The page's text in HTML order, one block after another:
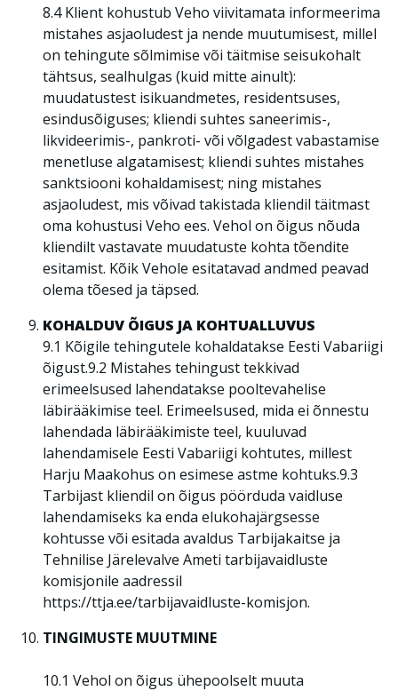
8.4 Klient kohustub Veho viivitamata informeerima
mistahes asjaoludest ja nende muutumisest, millel
on tehingute sõlmimise või täitmise seisukohalt
tähtsus, sealhulgas (kuid mitte ainult):
muudatustest isikuandmetes, residentsuses,
esindusõiguses; kliendi suhtes saneerimis-,
likvideerimis-, pankroti- või võlgadest vabastamise
menetluse algatamisest; kliendi suhtes mistahes
sanktsiooni kohaldamisest; ning mistahes
asjaoludest, mis võivad takistada kliendil täitmast
oma kohustusi Veho ees. Vehol on õigus nõuda
kliendilt vastavate muudatuste kohta tõendite
esitamist. Kõik Vehole esitatavad andmed peavad
olema tõesed ja täpsed.
KOHALDUV ÕIGUS JA KOHTUALLUVUS
9.1 Kõigile tehingutele kohaldatakse Eesti Vabariigi
õigust.9.2 Mistahes tehingust tekkivad
erimeelsused lahendatakse pooltevahelise
läbirääkimise teel. Erimeelsused, mida ei õnnestu
lahendada läbirääkimiste teel, kuuluvad
lahendamisele Eesti Vabariigi kohtutes, millest
Harju Maakohus on esimese astme kohtuks.9.3
Tarbijast kliendil on õigus pöörduda vaidluse
lahendamiseks ka enda elukohajärgsesse
kohtusse või esitada avaldus Tarbijakaitse ja
Tehnilise Järelevalve Ameti tarbijavaidluste
komisjonile aadressil
https://ttja.ee/tarbijavaidluste-komisjon.
TINGIMUSTE MUUTMINE
10.1 Vehol on õigus ühepoolselt muuta